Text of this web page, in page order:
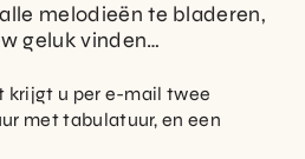
melodieën te bladeren,
geluk vinden…
krijgt u per e-mail twee
met tabulatuur, en een